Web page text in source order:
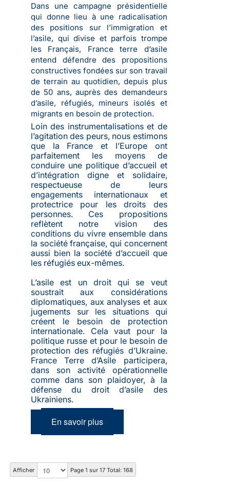
Dans une campagne présidentielle
qui donne lieu à une radicalisation
des positions sur l’immigration et
l’asile, qui divise et parfois trompe
les Français, France terre d’asile
entend défendre des propositions
constructives fondées sur son travail
de terrain au quotidien, depuis plus
de 50 ans, auprès des demandeurs
d’asile, réfugiés, mineurs isolés et
migrants en besoin de protection.
Loin des instrumentalisations et de
l’agitation des peurs, nous estimons
que la France et l’Europe ont
parfaitement les moyens de
conduire une politique d’accueil et
d’intégration digne et solidaire,
respectueuse de leurs
engagements internationaux et
protectrice pour les droits des
personnes. Ces propositions
reflètent notre vision des
conditions du vivre ensemble dans
la société française, qui concernent
aussi bien la société d’accueil que
les réfugiés eux-mêmes.
L’asile est un droit qui se veut
soustrait aux considérations
diplomatiques, aux analyses et aux
jugements sur les situations qui
créent le besoin de protection
internationale. Cela vaut pour la
politique russe et pour le besoin de
protection des réfugiés d’Ukraine.
France Terre d’Asile participera,
dans son activité opérationnelle
comme dans son plaidoyer, à la
défense du droit d’asile des
Ukrainiens.
En savoir plus
Afficher Page 1 sur 17 Total: 168